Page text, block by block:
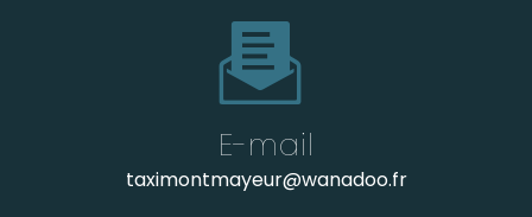
E-mail
taximontmayeur@wanadoo.fr